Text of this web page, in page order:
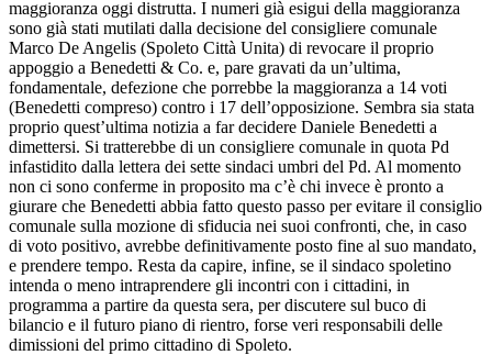
maggioranza oggi distrutta. I numeri già esigui della maggioranza
sono già stati mutilati dalla decisione del consigliere comunale
Marco De Angelis (Spoleto Città Unita) di revocare il proprio
appoggio a Benedetti & Co. e, pare gravati da un’ultima,
fondamentale, defezione che porrebbe la maggioranza a 14 voti
(Benedetti compreso) contro i 17 dell’opposizione. Sembra sia stata
proprio quest’ultima notizia a far decidere Daniele Benedetti a
dimettersi. Si tratterebbe di un consigliere comunale in quota Pd
infastidito dalla lettera dei sette sindaci umbri del Pd. Al momento
non ci sono conferme in proposito ma c’è chi invece è pronto a
giurare che Benedetti abbia fatto questo passo per evitare il consiglio
comunale sulla mozione di sfiducia nei suoi confronti, che, in caso
di voto positivo, avrebbe definitivamente posto fine al suo mandato,
e prendere tempo. Resta da capire, infine, se il sindaco spoletino
intenda o meno intraprendere gli incontri con i cittadini, in
programma a partire da questa sera, per discutere sul buco di
bilancio e il futuro piano di rientro, forse veri responsabili delle
dimissioni del primo cittadino di Spoleto.